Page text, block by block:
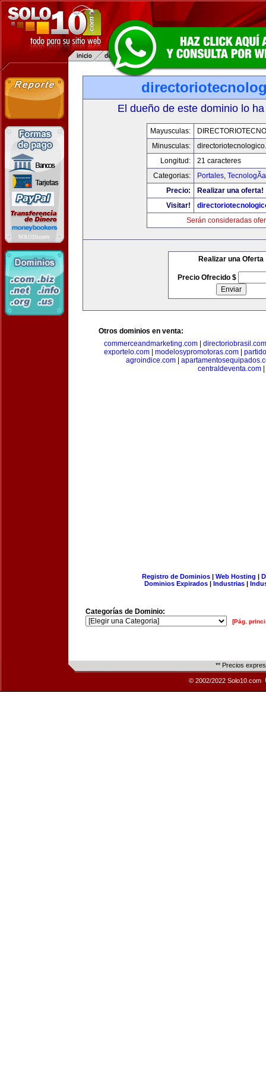
El dueño de este dominio lo
Mayusculas:
Minusculas:
Longitud:
21 caracteres
Categorias:
Portales, TecnologÃ­a
Precio:
Realizar una oferta!
Visitar!
Serán consideradas
Realizar una Oferta
Precio Ofrecido $
Otros dominios en venta:
commerceandmarketing.com| directoriobrasil.com
exportelo.com
modelosypromotoras.com
agroindice.com
centraldeventa.com|
Registro de Dominios| Web Hosting |
Dominios Expirados | Industrias |
Categorías de Dominio:
[Pág.
** Precios
© 2002/2022 Solo10.com